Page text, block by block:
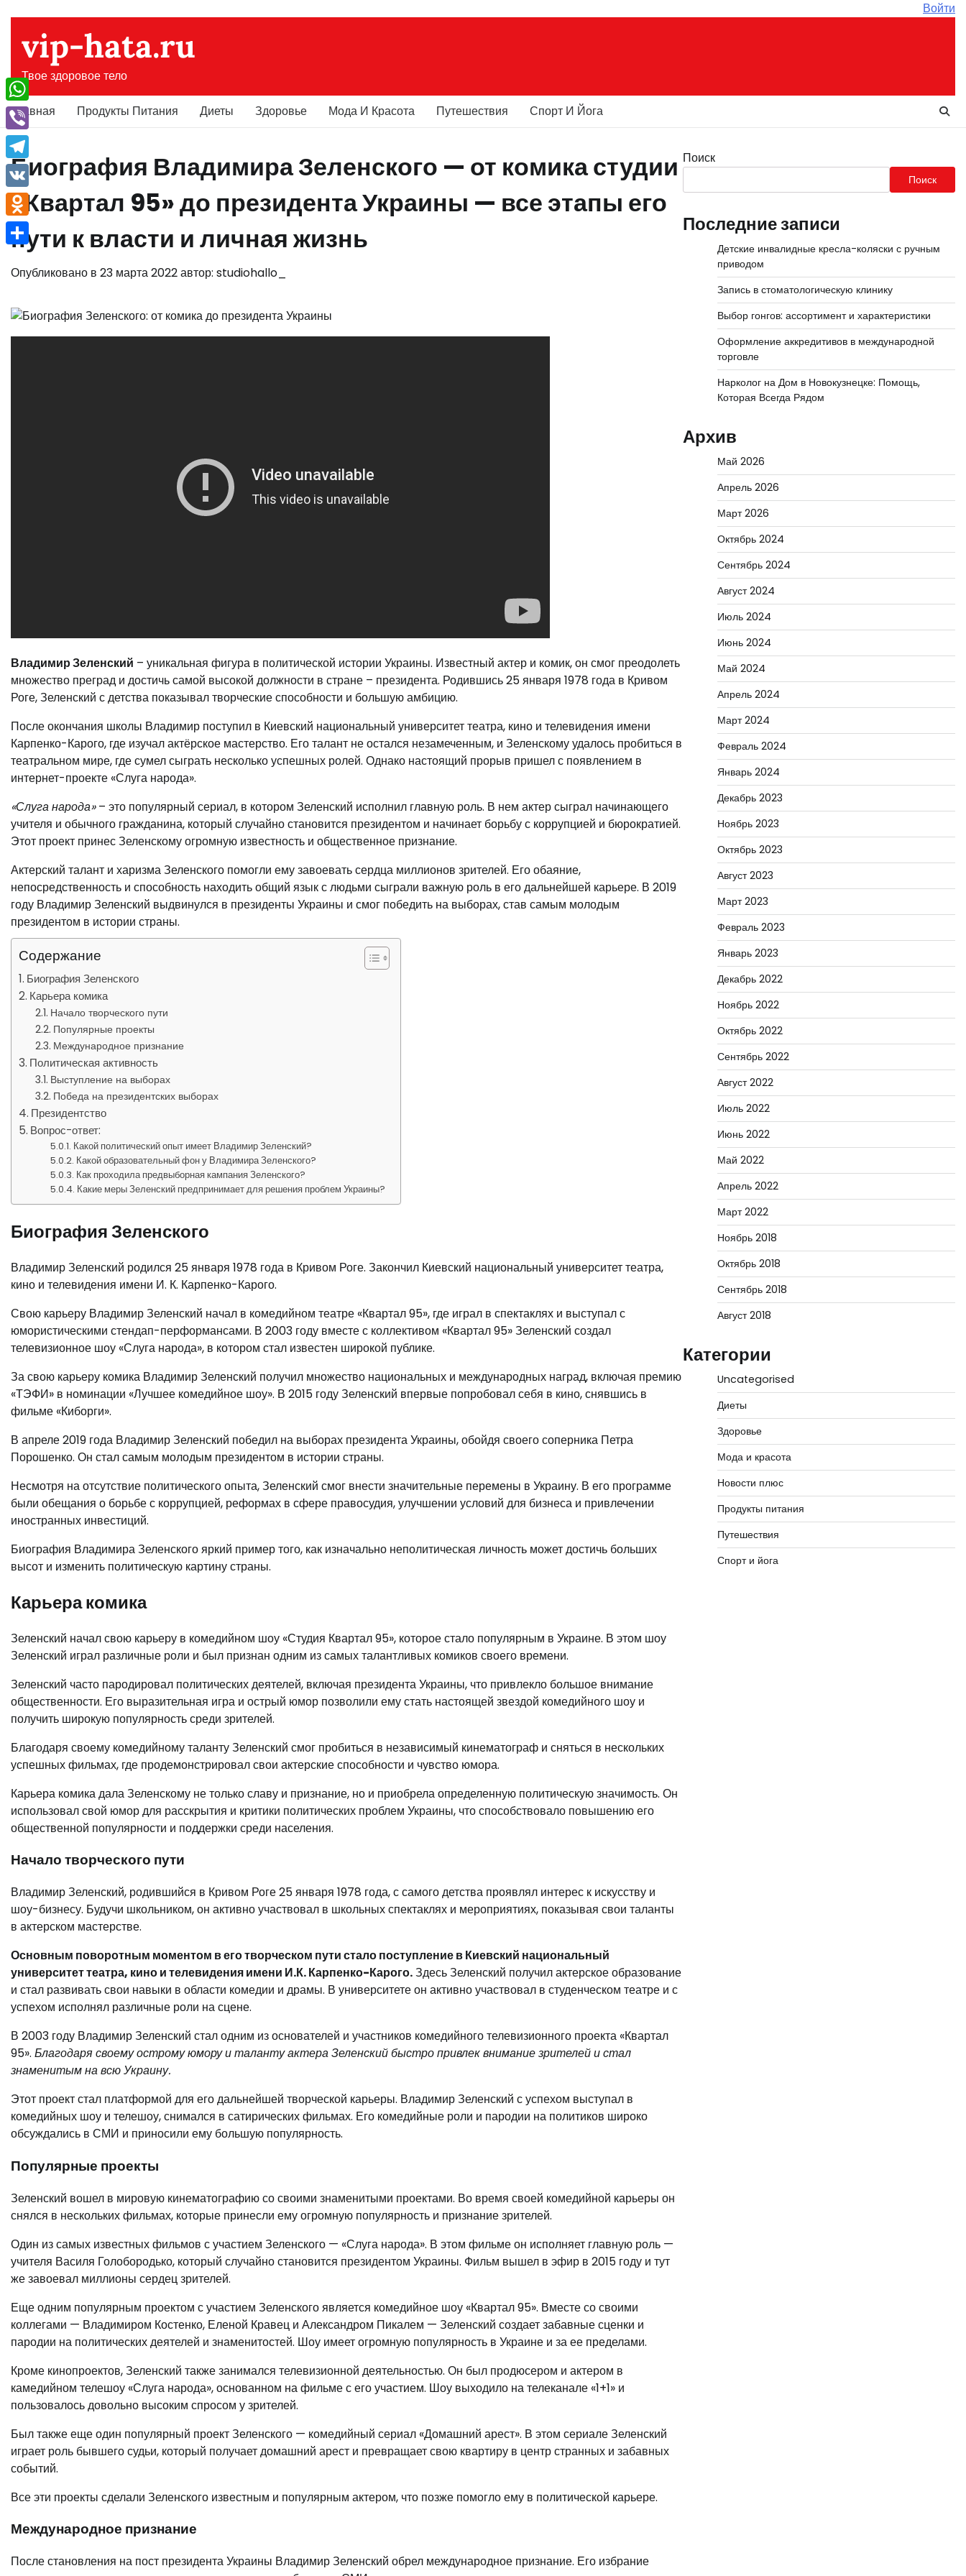
содержимому
Войти
vip-hata.ru
Твое здоровое тело
Главная Продукты Питания Диеты Здоровье Мода И Красота Путешествия Спорт И Йога
Биография Владимира Зеленского — от комика студии
«Квартал 95» до президента Украины — все этапы его
пути к власти и личная жизнь
Опубликовано в 23 марта 2022автор: studiohallo_
Владимир Зеленский – уникальная фигура в политической истории Украины. Известный актер и комик, он смог преодолеть
множество преград и достичь самой высокой должности в стране – президента. Родившись 25 января 1978 года в Кривом
Роге, Зеленский с детства показывал творческие способности и большую амбицию.
После окончания школы Владимир поступил в Киевский национальный университет театра, кино и телевидения имени
Карпенко-Карого, где изучал актёрское мастерство. Его талант не остался незамеченным, и Зеленскому удалось пробиться в
театральном мире, где сумел сыграть несколько успешных ролей. Однако настоящий прорыв пришел с появлением в
интернет-проекте «Слуга народа».
«Слуга народа»– это популярный сериал, в котором Зеленский исполнил главную роль. В нем актер сыграл начинающего
учителя и обычного гражданина, который случайно становится президентом и начинает борьбу с коррупцией и бюрократией.
Этот проект принес Зеленскому огромную известность и общественное признание.
Актерский талант и харизма Зеленского помогли ему завоевать сердца миллионов зрителей. Его обаяние,
непосредственность и способность находить общий язык с людьми сыграли важную роль в его дальнейшей карьере. В 2019
году Владимир Зеленский выдвинулся в президенты Украины и смог победить на выборах, став самым молодым
президентом в истории страны.
Содержание
Биография Зеленского
Карьера комика
Начало творческого пути
Популярные проекты
Международное признание
Политическая активность
Выступление на выборах
Победа на президентских выборах
Президентство
Вопрос-ответ:
Какой политический опыт имеет Владимир Зеленский?
Какой образовательный фон у Владимира Зеленского?
Как проходила предвыборная кампания Зеленского?
Какие меры Зеленский предпринимает для решения проблем Украины?
Биография Зеленского
Владимир Зеленский родился 25 января 1978 года в Кривом Роге. Закончил Киевский национальный университет театра,
кино и телевидения имени И. К. Карпенко-Карого.
Свою карьеру Владимир Зеленский начал в комедийном театре «Квартал 95», где играл в спектаклях и выступал с
юмористическими стендап-перформансами. В 2003 году вместе с коллективом «Квартал 95» Зеленский создал
телевизионное шоу «Слуга народа», в котором стал известен широкой публике.
За свою карьеру комика Владимир Зеленский получил множество национальных и международных наград, включая премию
«ТЭФИ» в номинации «Лучшее комедийное шоу». В 2015 году Зеленский впервые попробовал себя в кино, снявшись в
фильме «Киборги».
В апреле 2019 года Владимир Зеленский победил на выборах президента Украины, обойдя своего соперника Петра
Порошенко. Он стал самым молодым президентом в истории страны.
Несмотря на отсутствие политического опыта, Зеленский смог внести значительные перемены в Украину. В его программе
были обещания о борьбе с коррупцией, реформах в сфере правосудия, улучшении условий для бизнеса и привлечении
иностранных инвестиций.
Биография Владимира Зеленского яркий пример того, как изначально неполитическая личность может достичь больших
высот и изменить политическую картину страны.
Карьера комика
Зеленский начал свою карьеру в комедийном шоу «Студия Квартал 95», которое стало популярным в Украине. В этом шоу
Зеленский играл различные роли и был признан одним из самых талантливых комиков своего времени.
Зеленский часто пародировал политических деятелей, включая президента Украины, что привлекло большое внимание
общественности. Его выразительная игра и острый юмор позволили ему стать настоящей звездой комедийного шоу и
получить широкую популярность среди зрителей.
Благодаря своему комедийному таланту Зеленский смог пробиться в независимый кинематограф и сняться в нескольких
успешных фильмах, где продемонстрировал свои актерские способности и чувство юмора.
Карьера комика дала Зеленскому не только славу и признание, но и приобрела определенную политическую значимость. Он
использовал свой юмор для расскрытия и критики политических проблем Украины, что способствовало повышению его
общественной популярности и поддержки среди населения.
Начало творческого пути
Владимир Зеленский, родившийся в Кривом Роге 25 января 1978 года, с самого детства проявлял интерес к искусству и
шоу-бизнесу. Будучи школьником, он активно участвовал в школьных спектаклях и мероприятиях, показывая свои таланты
в актерском мастерстве.
Основным поворотным моментом в его творческом пути стало поступление в Киевский национальный
университет театра, кино и телевидения имени И.К. Карпенко-Карого.Здесь Зеленский получил актерское образование
и стал развивать свои навыки в области комедии и драмы. В университете он активно участвовал в студенческом театре и с
успехом исполнял различные роли на сцене.
В 2003 году Владимир Зеленский стал одним из основателей и участников комедийного телевизионного проекта «Квартал
95». Благодаря своему острому юмору и таланту актера Зеленский быстро привлек внимание зрителей и стал
знаменитым на всю Украину.
Этот проект стал платформой для его дальнейшей творческой карьеры. Владимир Зеленский с успехом выступал в
комедийных шоу и телешоу, снимался в сатирических фильмах. Его комедийные роли и пародии на политиков широко
обсуждались в СМИ и приносили ему большую популярность.
Популярные проекты
Зеленский вошел в мировую кинематографию со своими знаменитыми проектами. Во время своей комедийной карьеры он
снялся в нескольких фильмах, которые принесли ему огромную популярность и признание зрителей.
Один из самых известных фильмов с участием Зеленского — «Слуга народа». В этом фильме он исполняет главную роль —
учителя Василя Голобородько, который случайно становится президентом Украины. Фильм вышел в эфир в 2015 году и тут
же завоевал миллионы сердец зрителей.
Еще одним популярным проектом с участием Зеленского является комедийное шоу «Квартал 95». Вместе со своими
коллегами — Владимиром Костенко, Еленой Кравец и Александром Пикалем — Зеленский создает забавные сценки и
пародии на политических деятелей и знаменитостей. Шоу имеет огромную популярность в Украине и за ее пределами.
Кроме кинопроектов, Зеленский также занимался телевизионной деятельностью. Он был продюсером и актером в
камедийном телешоу «Слуга народа», основанном на фильме с его участием. Шоу выходило на телеканале «1+1» и
пользовалось довольно высоким спросом у зрителей.
Был также еще один популярный проект Зеленского — комедийный сериал «Домашний арест». В этом сериале Зеленский
играет роль бывшего судьи, который получает домашний арест и превращает свою квартиру в центр странных и забавных
событий.
Все эти проекты сделали Зеленского известным и популярным актером, что позже помогло ему в политической карьере.
Международное признание
После становления на пост президента Украины Владимир Зеленский обрел международное признание. Его избрание
Поиск
Поиск
Последние записи
Детские инвалидные кресла-коляски с ручным
приводом
Запись в стоматологическую клинику
Выбор гонгов: ассортимент и характеристики
Оформление аккредитивов в международной
торговле
Нарколог на Дом в Новокузнецке: Помощь,
Которая Всегда Рядом
Архив
Май 2026
Апрель 2026
Март 2026
Октябрь 2024
Сентябрь 2024
Август 2024
Июль 2024
Июнь 2024
Май 2024
Апрель 2024
Март 2024
Февраль 2024
Январь 2024
Декабрь 2023
Ноябрь 2023
Октябрь 2023
Август 2023
Март 2023
Февраль 2023
Январь 2023
Декабрь 2022
Ноябрь 2022
Октябрь 2022
Сентябрь 2022
Август 2022
Июль 2022
Июнь 2022
Май 2022
Апрель 2022
Март 2022
Ноябрь 2018
Октябрь 2018
Сентябрь 2018
Август 2018
Категории
Uncategorised
Диеты
Здоровье
Мода и красота
Новости плюс
Продукты питания
Путешествия
Спорт и йога
WhatsApp
Viber
Telegram
VK
Odnoklassniki
Отправить